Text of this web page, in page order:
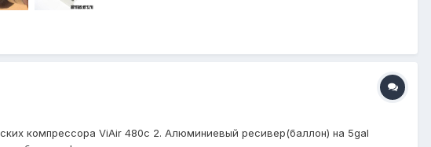
компрессора ViAir 480c 2. Алюминиевый ресивер(баллон) на 5gal